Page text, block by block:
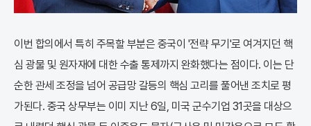
이번 합의에서 특히 주목할 부분은 중국이 '전략 무기'로 여겨지던 핵
심 광물 및 원자재에 대한 수출 통제까지 완화했다는 점이다. 이는 단
순한 관세 조정을 넘어 공급망 갈등의 핵심 고리를 풀어낸 조치로 평
가된다. 중국 상무부는 이미 지난 6일, 미국 군수기업 31곳을 대상으